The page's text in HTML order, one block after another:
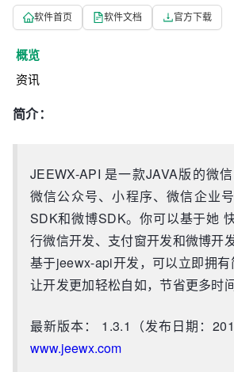
软件首页 软件文档 官方下载
概览
资讯
简介：
JEEWX-API 是一款JAVA版的微
微信公众号、小程序、微信企业
SDK和微博SDK。你可以基于她
行微信开发、支付窗开发和微博开
基于jeewx-api开发，可以立即拥有
让开发更加轻松自如，节省更多时间
最新版本： 1.3.1（发布日期：
www.jeewx.com